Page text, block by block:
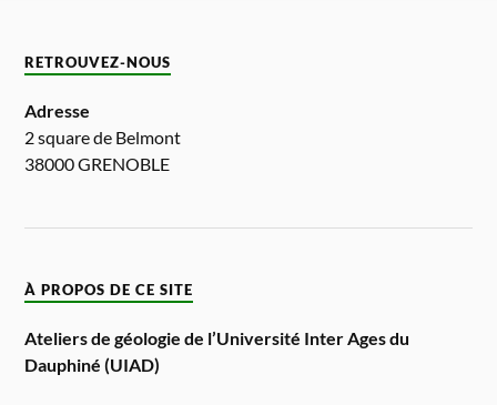
RETROUVEZ-NOUS
Adresse
2 square de Belmont
38000 GRENOBLE
À PROPOS DE CE SITE
Ateliers de géologie de l’Université Inter Ages du
Dauphiné (UIAD)